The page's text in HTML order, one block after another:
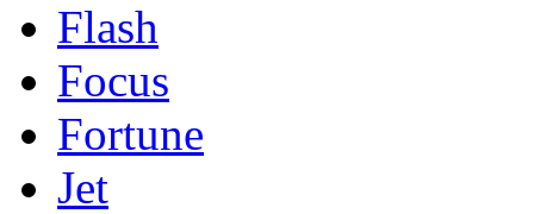
Flash
Focus
Fortune
Jet